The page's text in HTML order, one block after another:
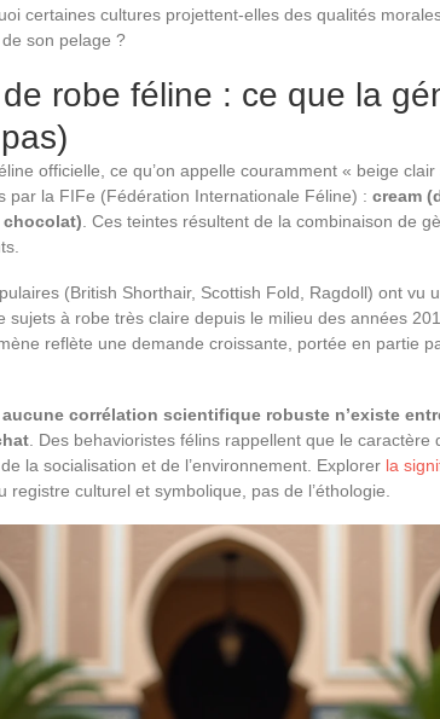
certaines cultures projettent-elles des qualités
son pelage ?
robe féline : ce que la
officielle, ce qu’on appelle couramment « beige
par la FIFe (Fédération Internationale Féline) : cream
. Ces teintes résultent de la combinaison de
(British Shorthair, Scottish Fold, Ragdoll) ont vu
sujets à robe très claire depuis le milieu des années
reflète une demande croissante, portée en partie
aucune corrélation scientifique robuste n’existe
. Des behavioristes félins rappellent que le
la socialisation et de l’environnement. Explorer la
registre culturel et symbolique, pas de l’éthologie.